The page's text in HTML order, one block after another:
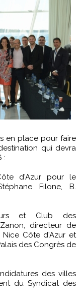
en place pour faire
qui devra
:
d'Azur pour le
Filone, B.
et Club des
directeur de
Nice Côte d'Azur et
des Congrès de
des villes
du Syndicat des